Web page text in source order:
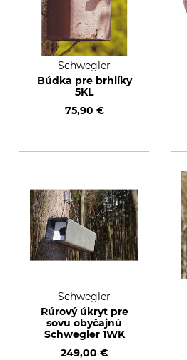
Schwegler
Búdka pre brhlíky
5KL
75,90 €
Schwegler
Rúrový úkryt pre
sovu obyčajnú
Schwegler 1WK
249,00 €